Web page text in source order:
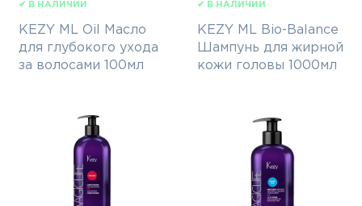
✔ В НАЛИЧИИ
KEZY ML Oil Масло
для глубокого ухода
за волосами 100мл
✔ В НАЛИЧИИ
KEZY ML Bio-Balance
Шампунь для жирной
кожи головы 1000мл